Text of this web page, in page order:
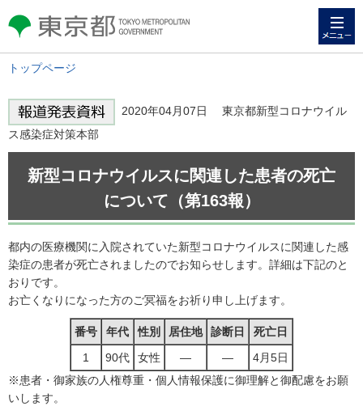
東京都 TOKYO METROPOLITAN
GOVERNMENT
トップページ
2020年04月07日 東京都新型コロナウイル
ス感染症対策本部
新型コロナウイルスに関連した患者の死亡
について（第163報）
都内の医療機関に入院されていた新型コロナウイルスに関連した感
染症の患者が死亡されましたのでお知らせします。詳細は下記のと
おりです。
お亡くなりになった方のご冥福をお祈り申し上げます。
番号 年代 性別 居住地 診断日
死亡日
1
90代 女性 ― ―
4月5日
※患者・御家族の人権尊重・個人情報保護に御理解と御配慮をお願
いします。